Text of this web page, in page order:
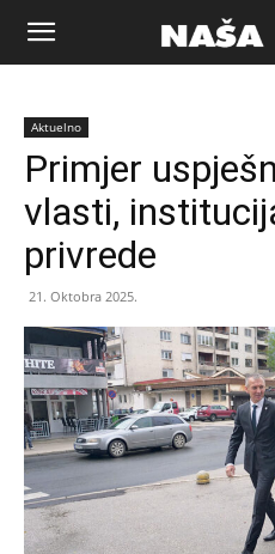
Naša
riječ
Aktuelno
Primjer
vlasti,
privrede
21. Oktobra 2025.